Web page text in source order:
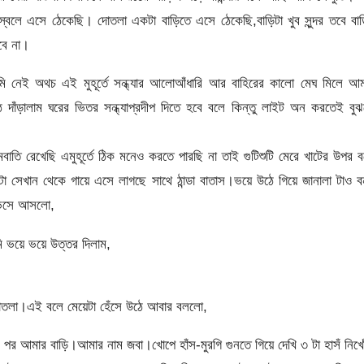
এসে ঠেকেছি। দোতলা একটা বাড়িতে এসে ঠেকেছি,বাড়িটা খুব সুন্দর তবে
না।
নেই অথচ এই মুহূর্তে সন্ধ্যার আলোআঁধারি আর বাহিরের কালো মেঘ মিলে
ঘরের ভিতর সন্ধ্যাপ্রদীপ দিতে হবে বলে কিন্তু লাইট অন করতেই
রেখেছি এমুহূর্তে ঠিক মনেও করতে পারছি না তাই গুটিশুটি মেরে খাটের উপর
থেকে গায়ে এসে লাগছে সাথে ঠান্ডা বাতাস।ভয়ে উঠে গিয়ে জানালা টাও
আসলো,
ভয়ে উত্তর দিলাম,
বলে মেয়েটা হেঁসে উঠে আবার বললো,
আমার বাড়ি।আমার নাম জবা।খোপে হাঁস-মুরগি গুনতে গিয়ে দেখি ৩ টা হাসঁ